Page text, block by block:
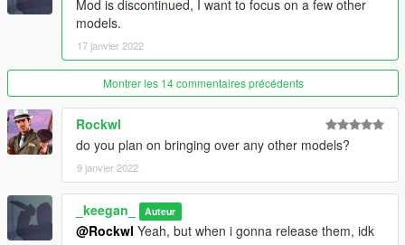
Mod is discontinued, I want to focus on a few other
models.
17 janvier 2022
Montrer les 14 commentaires précédents
Rockwl
do you plan on bringing over any other models?
9 janvier 2022
_keegan_ Auteur
@Rockwl Yeah, but when i gonna release them, idk